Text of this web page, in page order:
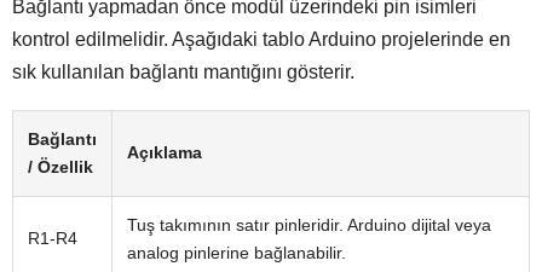
Bağlantı yapmadan önce modül üzerindeki pin isimleri
kontrol edilmelidir. Aşağıdaki tablo Arduino projelerinde en
sık kullanılan bağlantı mantığını gösterir.
Bağlantı
/ Özellik
Açıklama
R1-R4
Tuş takımının satır pinleridir. Arduino dijital veya
analog pinlerine bağlanabilir.